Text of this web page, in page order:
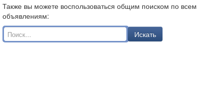
Также вы можете воспользоваться общим поиском по всем
объявлениям:
Искать